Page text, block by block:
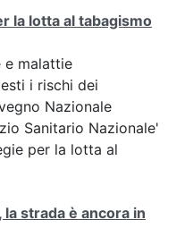
la lotta al tabagismo
e malattie
i rischi dei
Nazionale
Sanitario Nazionale'
per la lotta al
strada è ancora in